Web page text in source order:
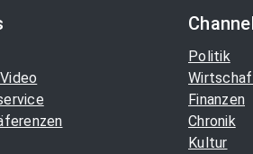
Politik
Finanzen
Chronik
Kultur